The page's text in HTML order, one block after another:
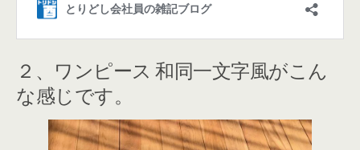
２、ワンピース 和同一文字風がこん
な感じです。